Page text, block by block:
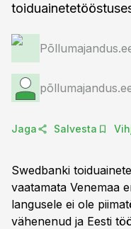
Jaga Salvesta
Swedbanki
vaatamata Venemaa
langusele ei ole
vähenenud ja Eesti